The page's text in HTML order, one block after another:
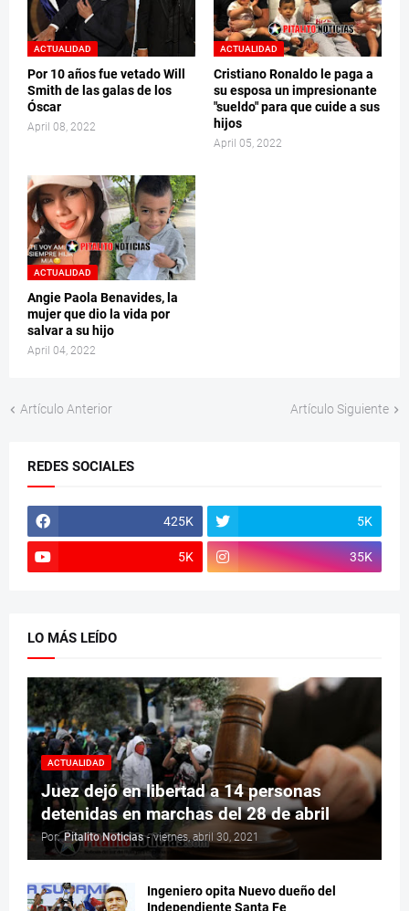
ACTUALIDAD
Por 10 años fue vetado Will
Smith de las galas de los
Óscar
April 08, 2022
ACTUALIDAD
Cristiano Ronaldo le paga a
su esposa un impresionante
"sueldo" para que cuide a sus
hijos
April 05, 2022
ACTUALIDAD
Angie Paola Benavides, la
mujer que dio la vida por
salvar a su hijo
April 04, 2022
Artículo Anterior Artículo Siguiente
REDES SOCIALES
425K 5K
5K 35K
LO MÁS LEÍDO
ACTUALIDAD
Juez dejó en libertad a 14 personas
detenidas en marchas del 28 de abril
Por: Pitalito Noticias - viernes, abril 30, 2021
Ingeniero opita Nuevo dueño del
Independiente Santa Fe